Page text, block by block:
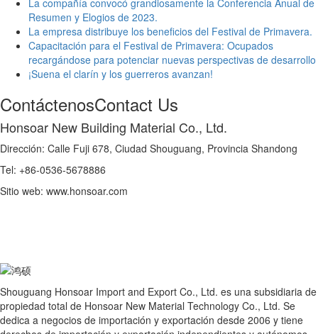
Resumen y Elogios de 2023.
La empresa distribuye los beneficios del Festival de Primavera.
Capacitación para el Festival de Primavera: Ocupados
recargándose para potenciar nuevas perspectivas de desarrollo
¡Suena el clarín y los guerreros avanzan!
ContáctenosContact Us
Honsoar New Building Material Co., Ltd.
Dirección: Calle Fuji 678, Ciudad Shouguang, Provincia Shandong
Tel: +86-0536-5678886
Sitio web: www.honsoar.com
Shouguang Honsoar Import and Export Co., Ltd. es una subsidiaria de
propiedad total de Honsoar New Material Technology Co., Ltd. Se
dedica a negocios de importación y exportación desde 2006 y tiene